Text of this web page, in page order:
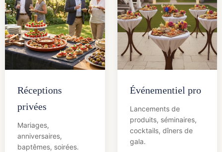
Réceptions
privées
Mariages,
anniversaires,
baptêmes, soirées.
Événementiel pro
Lancements de
produits, séminaires,
cocktails, dîners de
gala.